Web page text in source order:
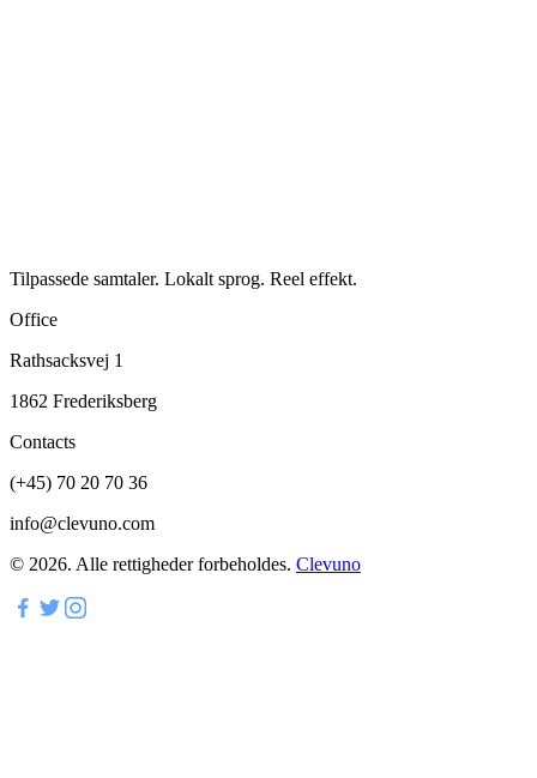
Tilpassede samtaler. Lokalt sprog. Reel effekt.
Office
Rathsacksvej 1
1862 Frederiksberg
Contacts
(+45) 70 20 70 36
info@clevuno.com
© 2026. Alle rettigheder forbeholdes. Clevuno